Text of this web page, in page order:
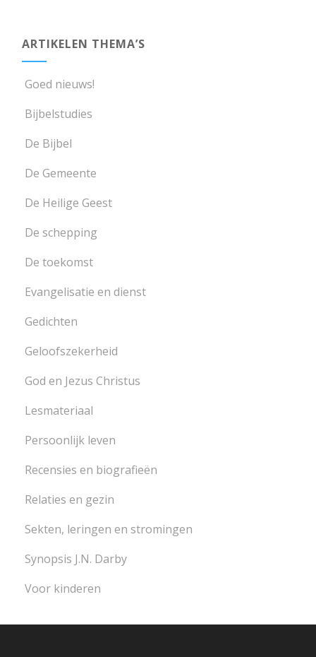
ARTIKELEN THEMA’S
Goed nieuws!
Bijbelstudies
De Bijbel
De Gemeente
De Heilige Geest
De schepping
De toekomst
Evangelisatie en dienst
Gedichten
Geloofszekerheid
God en Jezus Christus
Lesmateriaal
Persoonlijk leven
Recensies en biografieën
Relaties en gezin
Sekten, leringen en stromingen
Synopsis J.N. Darby
Voor kinderen